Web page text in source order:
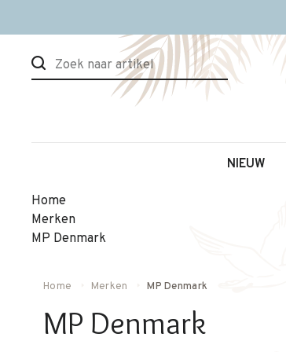
NIEUW
Home
Merken
MP Denmark
Home Merken MP Denmark
MP Denmark